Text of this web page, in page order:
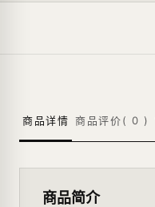
商品详情 商品评价( 0 )
商品简介